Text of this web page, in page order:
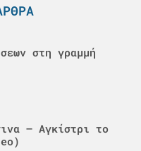
στη γραμμή
– Αγκίστρι το